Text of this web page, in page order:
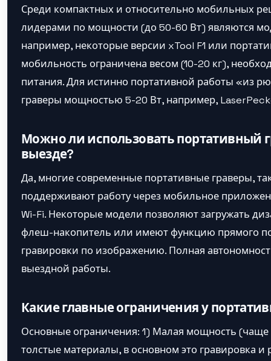
Среди компактных и относительно мобильных
лидерами по мощности (до 50-60 Вт) являются
например, некоторые версии xTool F1 или
мобильность ограничена весом (10-20 кг),
питания. Для истинно портативной работы «из
граверы мощностью 5-20 Вт, например,
Можно ли использовать портативный
выезде?
Да, многие современные портативные граверы,
поддерживают работу через мобильное
Wi-Fi. Некоторые модели позволяют загружать
флеш-накопитель или имеют функцию прямого
гравировки по изображению. Полная
выездной работы.
Какие главные ограничения у
Основные ограничения: 1) Малая мощность (чаще
толстые материалы, в основном это гравировка и